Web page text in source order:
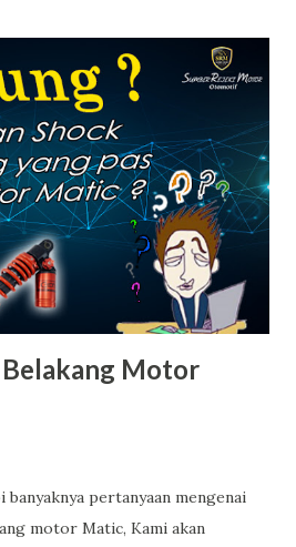
Motor
pertanyaan mengenai
motor Matic, Kami akan